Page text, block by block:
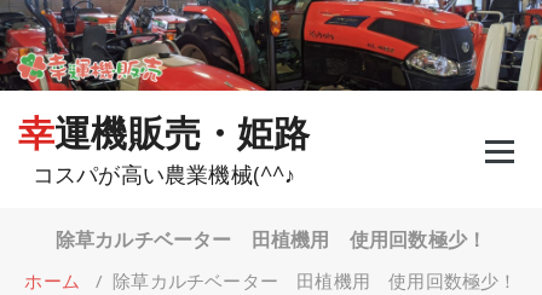
コ
ン
テ
ン
幸運機販売・姫路
コスパが高い農業機械(^^♪
除草カルチベーター 田植機用 使用回数極少！
ホーム / 除草カルチベーター 田植機用 使用回数極少！